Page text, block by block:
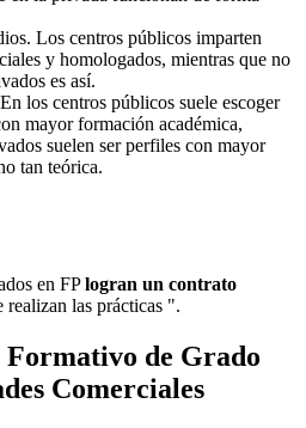
Los centros públicos imparten
y homologados, mientras que no
es así.
los centros públicos suele escoger
mayor formación académica,
suelen ser perfiles con mayor
tan teórica.
en FPlogran un contrato
realizan las prácticas ".
de Grado
Comerciales